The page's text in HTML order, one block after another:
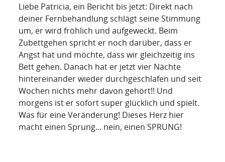
Liebe Patricia, ein Bericht bis jetzt: Direkt nach
deiner Fernbehandlung schlägt seine Stimmung
um, er wird fröhlich und aufgeweckt. Beim
Zubettgehen spricht er noch darüber, dass er
Angst hat und möchte, dass wir gleichzeitig ins
Bett gehen. Danach hat er jetzt vier Nächte
hintereinander wieder durchgeschlafen und seit
Wochen nichts mehr davon gehört!! Und
morgens ist er sofort super glücklich und spielt.
Was für eine Veränderung! Dieses Herz hier
macht einen Sprung... nein, einen SPRUNG!